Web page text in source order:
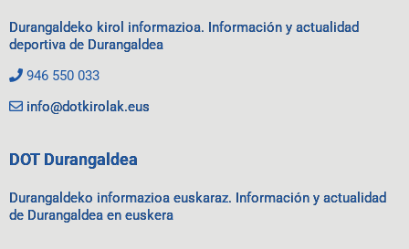
Durangaldeko kirol informazioa. Información y actualidad
deportiva de Durangaldea
946 550 033
info@dotkirolak.eus
DOT Durangaldea
Durangaldeko informazioa euskaraz. Información y actualidad
de Durangaldea en euskera